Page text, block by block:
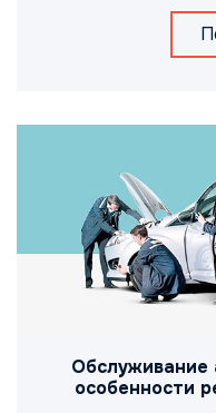
Обслуживание
особенности